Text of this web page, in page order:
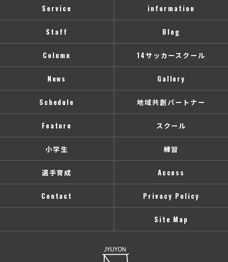
Service information
Staff Blog
Column 14サッカースクール
News Gallery
Schedule 地域共創パートナー
Feature スクール
小学生 練習
選手育成 Access
Contact Privacy Policy
Site Map